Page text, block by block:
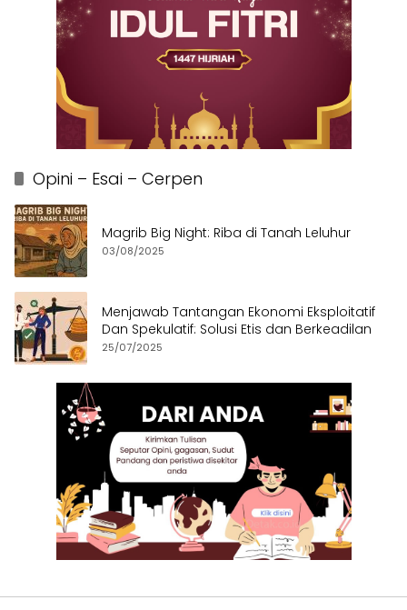
Opini – Esai – Cerpen
Magrib Big Night: Riba di Tanah Leluhur
03/08/2025
Menjawab Tantangan Ekonomi Eksploitatif
Dan Spekulatif: Solusi Etis dan Berkeadilan
25/07/2025